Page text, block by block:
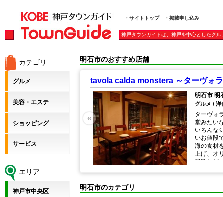
・サイトトップ ・掲載申し込み
神戸タウンガイドは、神戸を中心としたグ
カテゴリ
グルメ
美容・エステ
ショッピング
サービス
エリア
神戸市中央区
明石市のおすすめ店舗
tavola calda monstera ～ターヴォ
明石市 明
グルメ / 洋
ターヴォ
堂みたい
いろんな
いお値段
海の食材
上げ、オ
料理など
で、お気
«
明石市のカテゴリ